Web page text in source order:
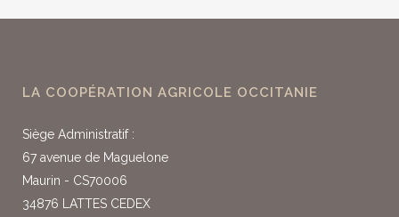
LA COOPÉRATION AGRICOLE OCCITANIE
Siège Administratif :
67 avenue de Maguelone
Maurin - CS70006
34876 LATTES CEDEX